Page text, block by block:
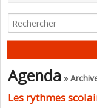
Agenda »
Les rythmes